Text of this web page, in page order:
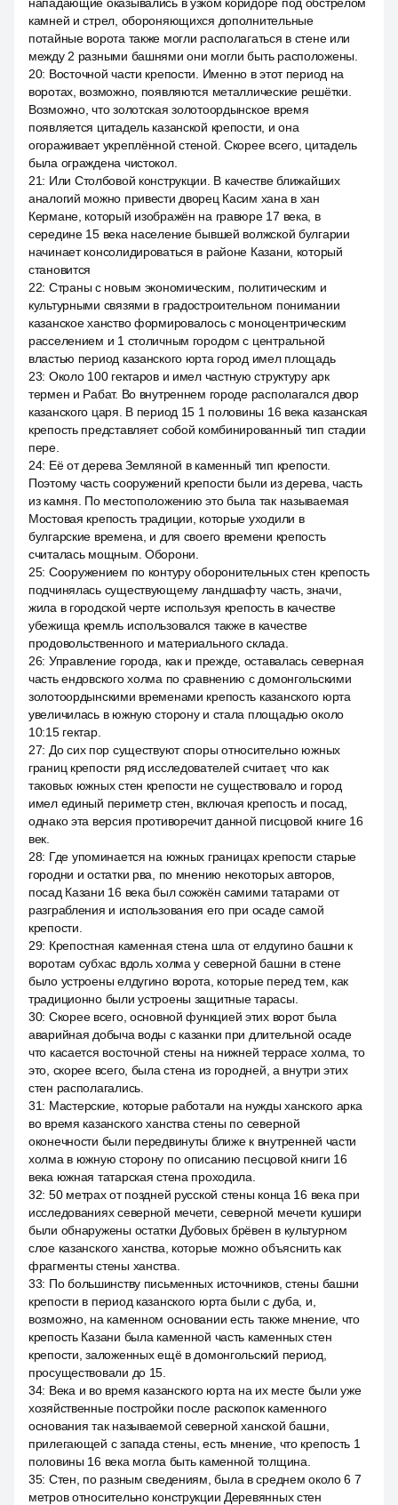
камней и стрел, обороняющихся дополнительные
потайные ворота также могли располагаться в стене или
между 2 разными башнями они могли быть расположены.
20: Восточной части крепости. Именно в этот период на
воротах, возможно, появляются металлические решётки.
Возможно, что золотская золотоордынское время
появляется цитадель казанской крепости, и она
огораживает укреплённой стеной. Скорее всего, цитадель
была ограждена чистокол.
21: Или Столбовой конструкции. В качестве ближайших
аналогий можно привести дворец Касим хана в хан
Кермане, который изображён на гравюре 17 века, в
середине 15 века население бывшей волжской булгарии
начинает консолидироваться в районе Казани, который
становится
22: Страны с новым экономическим, политическим и
культурными связями в градостроительном понимании
казанское ханство формировалось с моноцентрическим
расселением и 1 столичным городом с центральной
властью период казанского юрта город имел площадь
23: Около 100 гектаров и имел частную структуру арк
термен и Рабат. Во внутреннем городе располагался двор
казанского царя. В период 15 1 половины 16 века казанская
крепость представляет собой комбинированный тип стадии
пере.
24: Её от дерева Земляной в каменный тип крепости.
Поэтому часть сооружений крепости были из дерева, часть
из камня. По местоположению это была так называемая
Мостовая крепость традиции, которые уходили в
булгарские времена, и для своего времени крепость
считалась мощным. Оборони.
25: Сооружением по контуру оборонительных стен крепость
подчинялась существующему ландшафту часть, значи,
жила в городской черте используя крепость в качестве
убежища кремль использовался также в качестве
продовольственного и материального склада.
26: Управление города, как и прежде, оставалась северная
часть ендовского холма по сравнению с домонгольскими
золотоордынскими временами крепость казанского юрта
увеличилась в южную сторону и стала площадью около
10:15 гектар.
27: До сих пор существуют споры относительно южных
границ крепости ряд исследователей считает, что как
таковых южных стен крепости не существовало и город
имел единый периметр стен, включая крепость и посад,
однако эта версия противоречит данной писцовой книге 16
век.
28: Где упоминается на южных границах крепости старые
городни и остатки рва, по мнению некоторых авторов,
посад Казани 16 века был сожжён самими татарами от
разграбления и использования его при осаде самой
крепости.
29: Крепостная каменная стена шла от елдугино башни к
воротам субхас вдоль холма у северной башни в стене
было устроены елдугино ворота, которые перед тем, как
традиционно были устроены защитные тарасы.
30: Скорее всего, основной функцией этих ворот была
аварийная добыча воды с казанки при длительной осаде
что касается восточной стены на нижней террасе холма, то
это, скорее всего, была стена из городней, а внутри этих
стен располагались.
31: Мастерские, которые работали на нужды ханского арка
во время казанского ханства стены по северной
оконечности были передвинуты ближе к внутренней части
холма в южную сторону по описанию песцовой книги 16
века южная татарская стена проходила.
32: 50 метрах от поздней русской стены конца 16 века при
исследованиях северной мечети, северной мечети кушири
были обнаружены остатки Дубовых брёвен в культурном
слое казанского ханства, которые можно объяснить как
фрагменты стены ханства.
33: По большинству письменных источников, стены башни
крепости в период казанского юрта были с дуба, и,
возможно, на каменном основании есть также мнение, что
крепость Казани была каменной часть каменных стен
крепости, заложенных ещё в домонгольский период,
просуществовали до 15.
34: Века и во время казанского юрта на их месте были уже
хозяйственные постройки после раскопок каменного
основания так называемой северной ханской башни,
прилегающей с запада стены, есть мнение, что крепость 1
половины 16 века могла быть каменной толщина.
35: Стен, по разным сведениям, была в среднем около 6 7
метров относительно конструкции Деревянных стен